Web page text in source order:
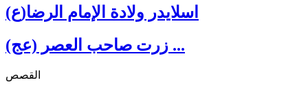
اسلايدر ولادة الإمام الرضا(ع)
زرت صاحب العصر (عج) ...
القصص